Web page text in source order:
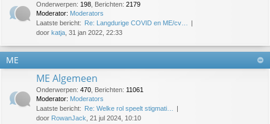
Onderwerpen: 198 Berichten: 2179
Moderator: Moderators
Laatste bericht: Re: Langdurige COVID en ME/cv…
door katja , 31 jan 2022, 22:33
ME
ME Algemeen
Onderwerpen: 470 Berichten: 11061
Moderator: Moderators
Laatste bericht: Re: Welke rol speelt stigmati…
door RowanJack , 21 jul 2024, 10:10